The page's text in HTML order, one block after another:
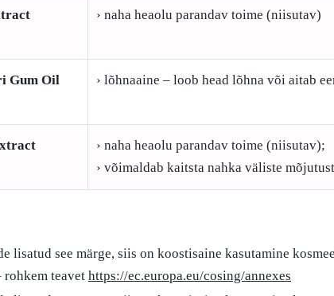
› naha heaolu parandav toime (niisutav)
Gum Oil
› lõhnaaine – loob head lõhna või aitab
› naha heaolu parandav toime (niisutav);
› võimaldab kaitsta nahka väliste
lisatud see märge, siis on koostisaine kasutamine
teavet https://ec.europa.eu/cosing/annexes